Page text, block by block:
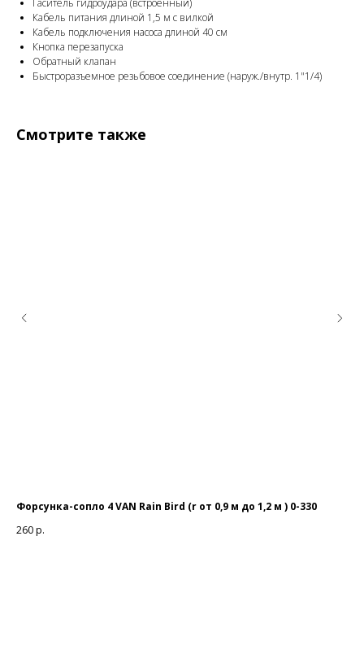
Гаситель гидроудара (встроенный)
Кабель питания длиной 1,5 м с вилкой
Кабель подключения насоса длиной 40 см
Кнопка перезапуска
Обратный клапан
Быстроразъемное резьбовое соединение (наруж./внутр. 1"1/4)
Смотрите также
Форсунка-сопло 4 VAN Rain Bird (r от 0,9 м до 1,2 м ) 0-330
260р.